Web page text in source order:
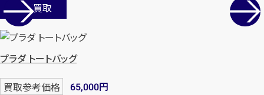
店舗買取
プラダ トートバッグ
買取参考価格 65,000円